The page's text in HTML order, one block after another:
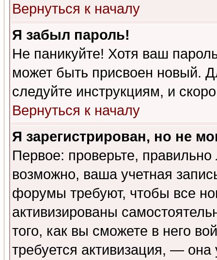
Вернуться к началу
Я забыл пароль!
Не паникуйте! Хотя ваш
может быть присвоен новый.
следуйте инструкциям, и
Вернуться к началу
Я зарегистрирован, но не
Первое: проверьте,
возможно, ваша учетная
форумы требуют, чтобы все
активизированы
того, как вы сможете в него
требуется активизация, —